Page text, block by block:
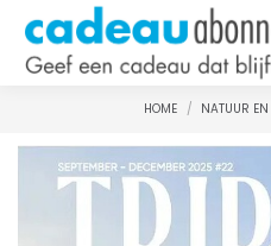
Je bent hier:
HOME NATUUR EN